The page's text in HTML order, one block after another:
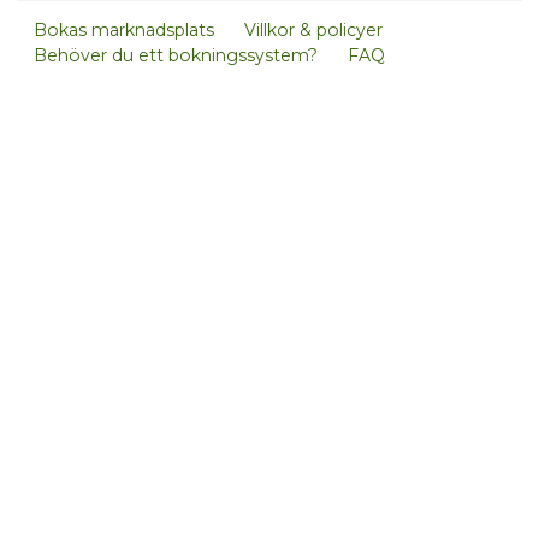
Bokas marknadsplats
Villkor & policyer
Behöver du ett bokningssystem?
FAQ